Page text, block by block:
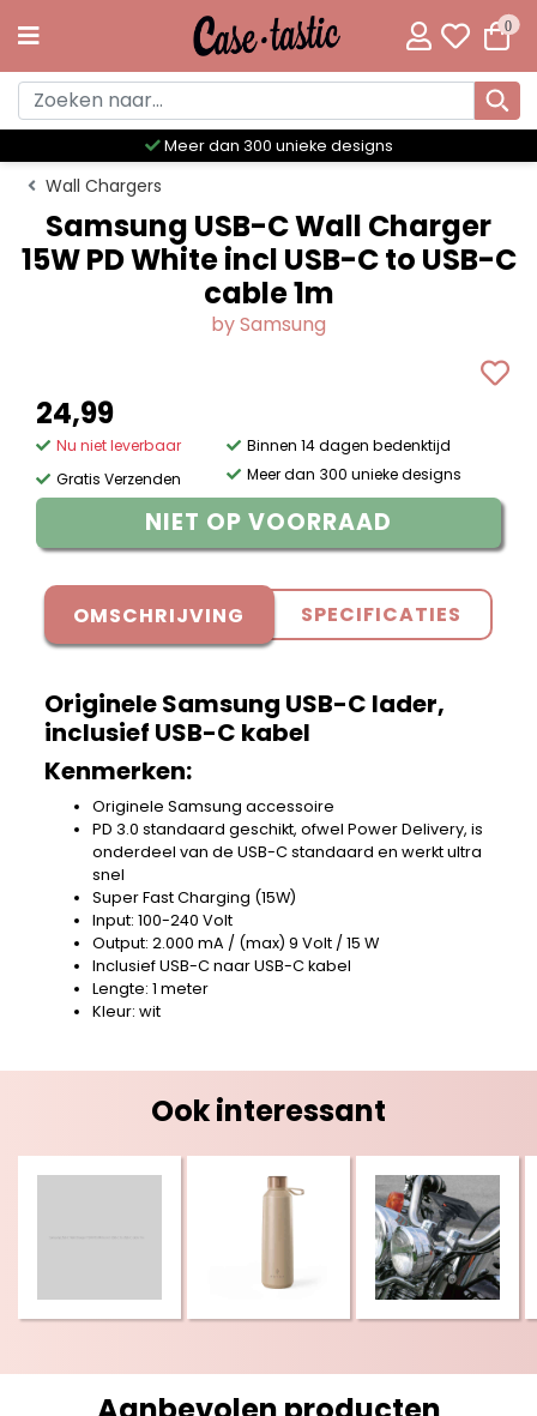
0
Meer dan 300 unieke designs
Wall Chargers
Samsung USB-C Wall Charger
15W PD White incl USB-C to USB-C
cable 1m
by Samsung
24,99
Nu niet leverbaar
Gratis Verzenden
Binnen 14 dagen bedenktijd
Meer dan 300 unieke designs
NIET OP VOORRAAD
OMSCHRIJVING SPECIFICATIES
Originele Samsung USB-C lader,
inclusief USB-C kabel
Kenmerken:
Originele Samsung accessoire
PD 3.0 standaard geschikt, ofwel Power Delivery, is
onderdeel van de USB-C standaard en werkt ultra
snel
Super Fast Charging (15W)
Input: 100-240 Volt
Output: 2.000 mA / (max) 9 Volt / 15 W
Inclusief USB-C naar USB-C kabel
Lengte: 1 meter
Kleur: wit
Ook interessant